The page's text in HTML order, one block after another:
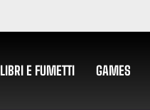
LIBRI E FUMETTI GAMES